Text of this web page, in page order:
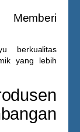
berkualitas
yang lebih